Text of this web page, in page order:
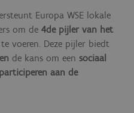
Europa WSE lokale
om de 4de pijler van het
voeren. Deze pijler biedt
de kans om een sociaal
aan de